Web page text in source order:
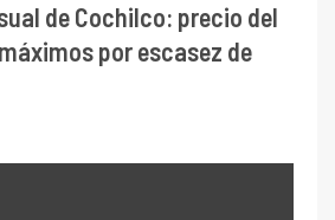
de Cochilco: precio del
por escasez de